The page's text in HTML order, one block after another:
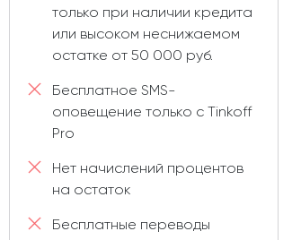
только при наличии кредита
или высоком неснижаемом
остатке от 50 000 руб.
Бесплатное SMS-
оповещение только с Tinkoff
Pro
Нет начислений процентов
на остаток
Бесплатные переводы